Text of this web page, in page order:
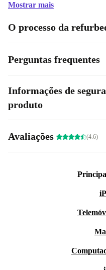
Mostrar mais
O processo da
Perguntas frequentes
Informações de
produto
Avaliações (4.6)